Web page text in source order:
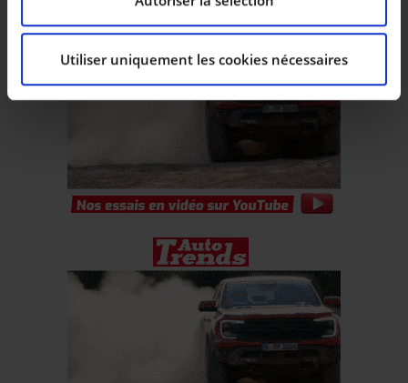
Les cookies nous permettent de personnaliser le
contenu et les annonces, d’offrir des fonctionnalités
relatives aux médias sociaux et d’analyser notre trafic.
Nous partageons également des informations sur
l’utilisation de notre site avec nos partenaires de
médias sociaux, de publicité et d’analyse, qui peuvent
combiner celles-ci avec d’autres informations que vous
leur avez fournies ou qu’ils ont collectées lors de votre
utilisation de leurs services.
Utiliser uniquement les cookies nécessaires